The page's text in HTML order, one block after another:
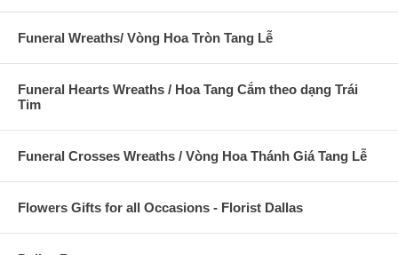
Funeral Wreaths/ Vòng Hoa Tròn Tang Lễ
Funeral Hearts Wreaths / Hoa Tang Cắm theo dạng Trái
Tim
Funeral Crosses Wreaths / Vòng Hoa Thánh Giá Tang Lễ
Flowers Gifts for all Occasions - Florist Dallas